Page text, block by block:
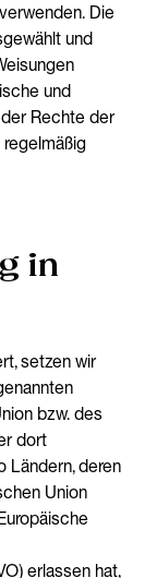
Die
und
und
Rechte der
in
setzen wir
bzw. des
dort
Ländern, deren
Union
erlassen hat,